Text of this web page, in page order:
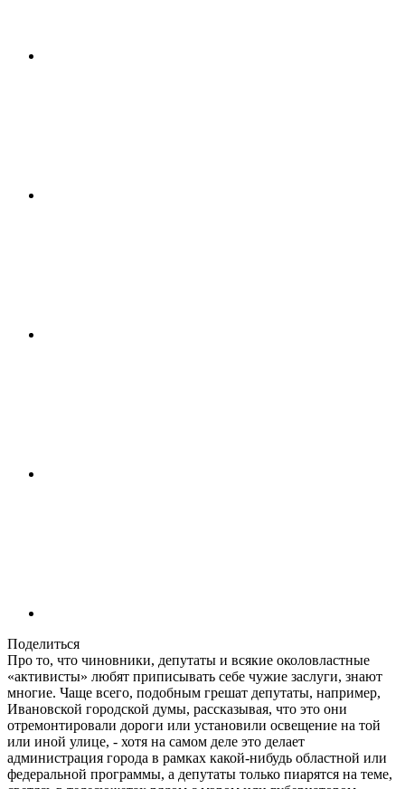
Поделиться
Про то, что чиновники, депутаты и всякие околовластные
«активисты» любят приписывать себе чужие заслуги, знают
многие. Чаще всего, подобным грешат депутаты, например,
Ивановской городской думы, рассказывая, что это они
отремонтировали дороги или установили освещение на той
или иной улице, - хотя на самом деле это делает
администрация города в рамках какой-нибудь областной или
федеральной программы, а депутаты только пиарятся на теме,